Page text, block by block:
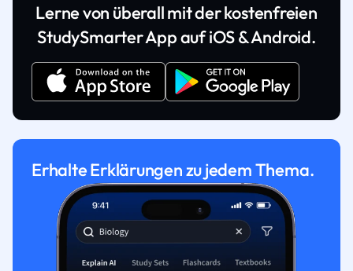
Lerne von überall mit der kostenfreien
StudySmarter App auf iOS & Android.
Erhalte Erklärungen zu jedem Thema.